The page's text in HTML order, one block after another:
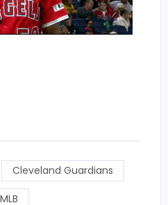
Cleveland Guardians
MLB